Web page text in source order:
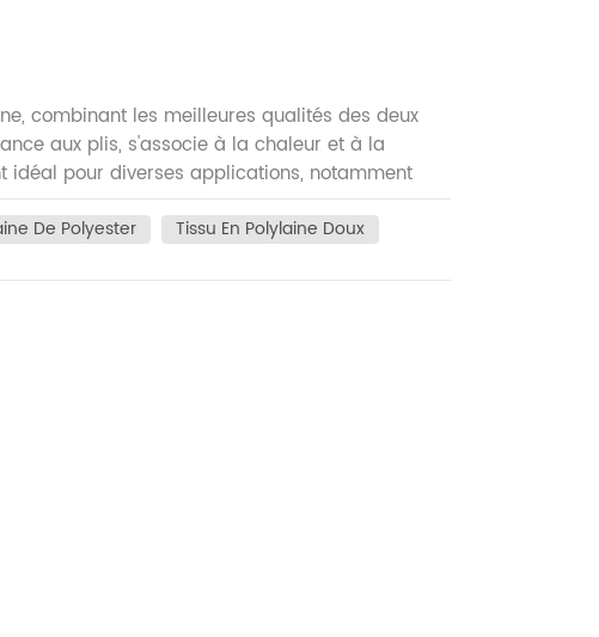
combinant les meilleures qualités des deux
aux plis, s'associe à la chaleur et à la
idéal pour diverses applications, notamment
les plus remarquables du tissu en
la respirabilité. Cela en fait un
à renforcer la laine, l'empêchant de se
De Polyester Tissu En Polylaine Doux